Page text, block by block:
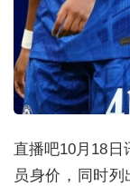
直播吧10月18
员身价，同时列